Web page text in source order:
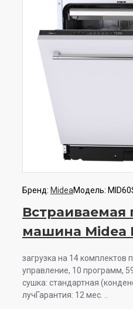
Бренд: MideaМодель:
Встраиваемая
машина Midea
загрузка на 14 комплектов
управление, 10 программ,
сушка: стандартная
лучГарантия: 12 мес. ..